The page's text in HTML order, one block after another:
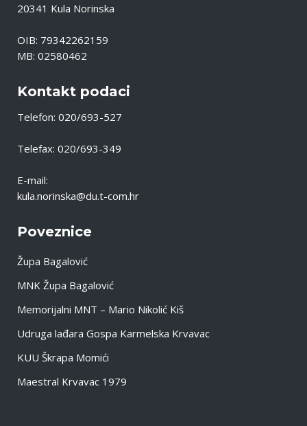
20341 Kula Norinska
OIB: 79342262159
MB: 02580462
Kontakt podaci
Telefon: 020/693-527
Telefax: 020/693-349
E-mail:
kula.norinska@du.t-com.hr
Poveznice
Župa Bagalović
MNK Župa Bagalović
Memorijalni MNT – Mario Nikolić Kiš
Udruga lađara Gospa Karmelska Krvavac
KUU Škrapa Momići
Maestral Krvavac 1979